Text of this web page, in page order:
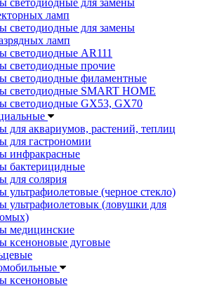
светодиодные для замены
ламп
светодиодные для замены
ламп
светодиодные AR111
светодиодные прочие
светодиодные филаментные
светодиодные SMART HOME
светодиодные GX53, GX70
для аквариумов, растений, теплиц
для гастрономии
инфракрасные
бактерицидные
для солярия
ультрафиолетовые (черное стекло)
ультрафиолетовык (ловушки для
медицинские
ксеноновые дуговые
ксеноновые